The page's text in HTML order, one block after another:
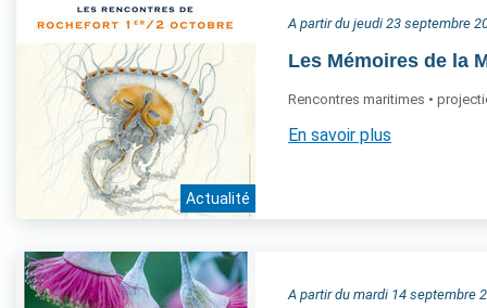
Actualité
A partir du jeudi 23 septembre
Les Mémoires de la
Rencontres maritimes •
En savoir plus
A partir du mardi 14 septembre